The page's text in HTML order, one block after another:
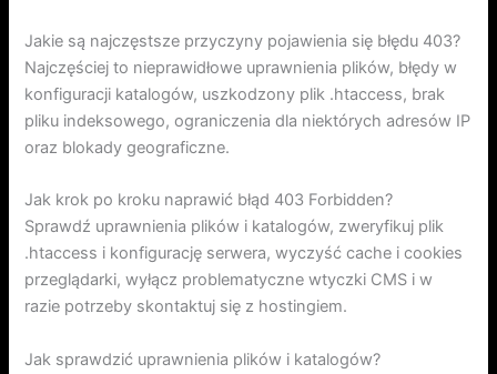
Jakie są najczęstsze przyczyny pojawienia się błędu 403?
Najczęściej to nieprawidłowe uprawnienia plików, błędy w
konfiguracji katalogów, uszkodzony plik .htaccess, brak
pliku indeksowego, ograniczenia dla niektórych adresów IP
oraz blokady geograficzne.
Jak krok po kroku naprawić błąd 403 Forbidden?
Sprawdź uprawnienia plików i katalogów, zweryfikuj plik
.htaccess i konfigurację serwera, wyczyść cache i cookies
przeglądarki, wyłącz problematyczne wtyczki CMS i w
razie potrzeby skontaktuj się z hostingiem.
Jak sprawdzić uprawnienia plików i katalogów?